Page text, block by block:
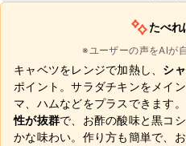
たべれ
※ユーザーの声をAIが
キャベツをレンジで加熱し、 シ
ポイント。サラダチキンをメイ
マ、ハムなどをプラスできます
性が抜群で、お酢の酸味と黒コ
かな味わい。作り方も簡単で、